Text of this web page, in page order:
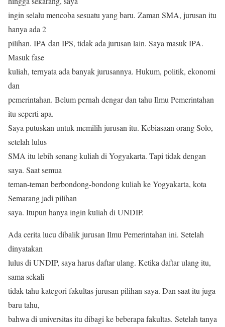
ingin selalu mencoba sesuatu yang baru. Zaman SMA, jurusan itu
hanya ada 2
pilihan. IPA dan IPS, tidak ada jurusan lain. Saya masuk IPA.
Masuk fase
kuliah, ternyata ada banyak jurusannya. Hukum, politik, ekonomi
dan
pemerintahan. Belum pernah dengar dan tahu Ilmu Pemerintahan
itu seperti apa.
Saya putuskan untuk memilih jurusan itu. Kebiasaan orang Solo,
setelah lulus
SMA itu lebih senang kuliah di Yogyakarta. Tapi tidak dengan
saya. Saat semua
teman-teman berbondong-bondong kuliah ke Yogyakarta, kota
Semarang jadi pilihan
saya. Itupun hanya ingin kuliah di UNDIP.
Ada cerita lucu dibalik jurusan Ilmu Pemerintahan ini. Setelah
dinyatakan
lulus di UNDIP, saya harus daftar ulang. Ketika daftar ulang itu,
sama sekali
tidak tahu kategori fakultas jurusan pilihan saya. Dan saat itu juga
baru tahu,
bahwa di universitas itu dibagi ke beberapa fakultas. Setelah tanya